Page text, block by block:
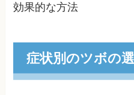
効果的な方法
症状別のツボの